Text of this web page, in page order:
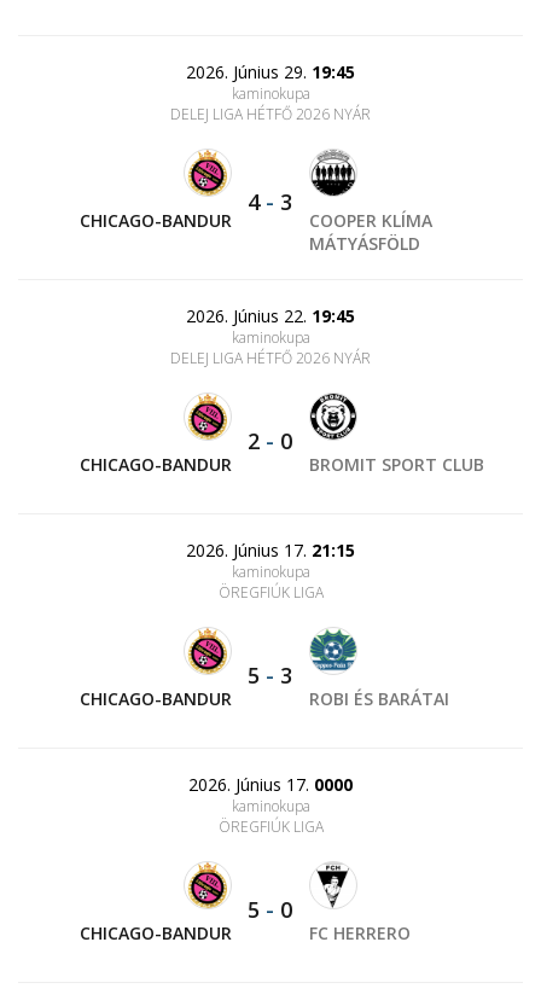
2026. Június 29. 19:45
kaminokupa
DELEJ LIGA HÉTFŐ 2026 NYÁR
CHICAGO-BANDUR
4- 3
COOPER KLÍMA
MÁTYÁSFÖLD
2026. Június 22. 19:45
kaminokupa
DELEJ LIGA HÉTFŐ 2026 NYÁR
CHICAGO-BANDUR
2 - 0
BROMIT SPORT CLUB
2026. Június 17. 21:15
kaminokupa
ÖREGFIÚK LIGA
CHICAGO-BANDUR
5 - 3
ROBI ÉS BARÁTAI
2026. Június 17. 0000
kaminokupa
ÖREGFIÚK LIGA
CHICAGO-BANDUR
5 - 0
FC HERRERO